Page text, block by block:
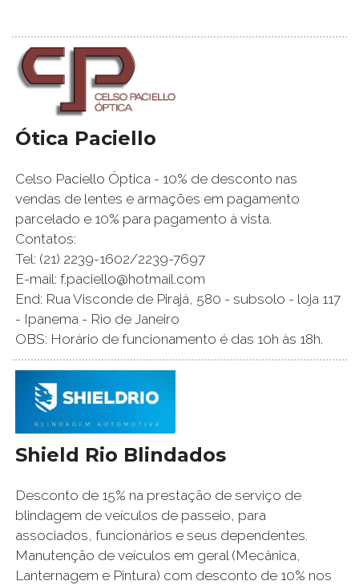
Ótica Paciello
Celso Paciello Óptica - 10% de desconto nas
vendas de lentes e armações em pagamento
parcelado e 10% para pagamento à vista.
Contatos:
Tel: (21) 2239-1602/2239-7697
E-mail: f.paciello@hotmail.com
End: Rua Visconde de Pirajá, 580 - subsolo - loja 117
- Ipanema - Rio de Janeiro
OBS: Horário de funcionamento é das 10h às 18h.
Shield Rio Blindados
Desconto de 15% na prestação de serviço de
blindagem de veículos de passeio, para
associados, funcionários e seus dependentes.
Manutenção de veículos em geral (Mecânica,
Lanternagem e Pintura) com desconto de 10% nos